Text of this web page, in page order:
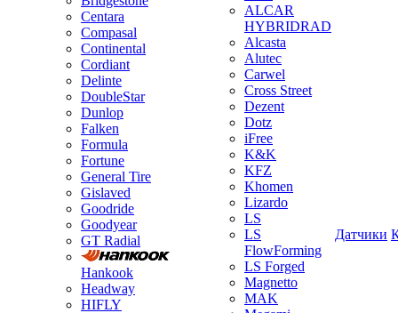
Centara
Compasal
Continental
Cordiant
Delinte
DoubleStar
Dunlop
Falken
Formula
Fortune
General Tire
Gislaved
Goodride
Goodyear
GT Radial
Hankook
Headway
HIFLY
ALCAR
HYBRIDRAD
Alcasta
Alutec
Carwel
Cross Street
Dezent
Dotz
iFree
K&K
KFZ
Khomen
Lizardo
LS
LS
FlowForming
LS Forged
Magnetto
MAK
Датчики